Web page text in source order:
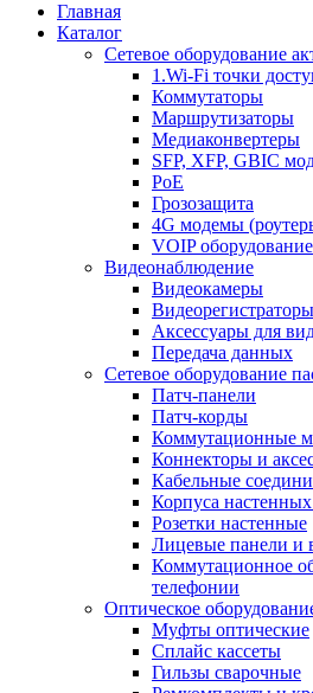
Главная
Каталог
Сетевое оборудование
1.Wi-Fi точки
Коммутаторы
Маршрутизаторы
Медиаконвертеры
SFP, XFP, GBIC
PoE
Грозозащита
4G модемы
VOIP оборудование
Видеонаблюдение
Видеокамеры
Видеорегистраторы
Аксессуары для
Передача данных
Сетевое оборудование
Патч-панели
Патч-корды
Коммутационные
Коннекторы и
Кабельные
Корпуса настенных
Розетки настенные
Лицевые панели и
Коммутационное
телефонии
Оптическое
Муфты оптические
Сплайс кассеты
Гильзы сварочные